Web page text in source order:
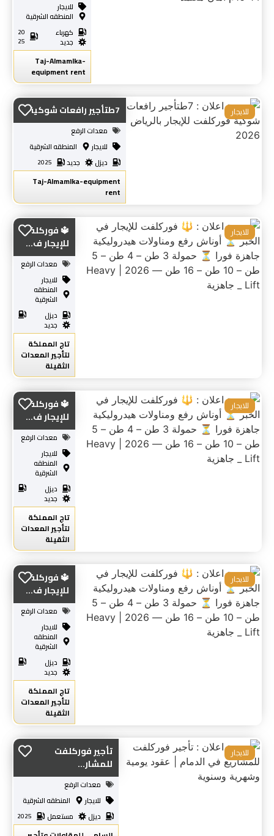
للايجار
المنطقه الشرقية
كهرباء
جديد
20
25
Taj-Almamlka-
equipment rent
معدات الرفع
للايجار
المنطقه الشرقية
ديزل
جديد 2025
Taj-Almamlka-equipment
rent
للايجار
🔱 فوركلفت
للإيجار ف...
معدات الرفع
للايجار
المنطقه
الشرقية
ديزل
جديد
تاج المملكة
لتأجير المعدات
الثقيلة
للايجار
🔱 فوركلفت
للإيجار ف...
معدات الرفع
للايجار
المنطقه
الشرقية
ديزل
جديد
تاج المملكة
لتأجير المعدات
الثقيلة
للايجار
🔱 فوركلفت
للإيجار ف...
معدات الرفع
للايجار
المنطقه
الشرقية
ديزل
جديد
تاج المملكة
لتأجير المعدات
الثقيلة
للايجار
تأجير فوركلفت
للمشار...
معدات الرفع
للايجار
المنطقه الشرقية
ديزل
مستعمل 2025
للايجار